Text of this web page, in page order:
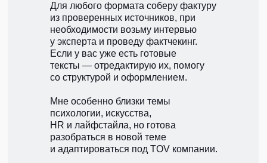
Для любого формата соберу фактуру
из проверенных источников, при
необходимости возьму интервью
у эксперта и проведу фактчекинг.
Если у вас уже есть готовые
тексты — отредактирую их, помогу
со структурой и оформлением.
Мне особенно близки темы
психологии, искусства,
HR и лайфстайла, но готова
разобраться в новой теме
и адаптироваться под TOV компании.